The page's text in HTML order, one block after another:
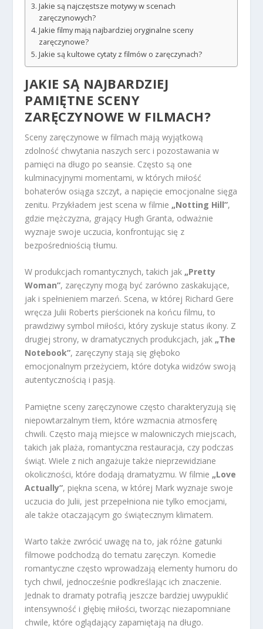
Jakie są najczęstsze motywy w scenach
zaręczynowych?
Jakie filmy mają najbardziej oryginalne sceny
zaręczynowe?
Jakie są kultowe cytaty z filmów o zaręczynach?
JAKIE SĄ NAJBARDZIEJ
PAMIĘTNE SCENY
ZARĘCZYNOWE W FILMACH?
Sceny zaręczynowe w filmach mają wyjątkową
zdolność chwytania naszych serc i pozostawania w
pamięci na długo po seansie. Często są one
kulminacyjnymi momentami, w których miłość
bohaterów osiąga szczyt, a napięcie emocjonalne sięga
zenitu. Przykładem jest scena w filmie „Notting Hill”,
gdzie mężczyzna, grający Hugh Granta, odważnie
wyznaje swoje uczucia, konfrontując się z
bezpośredniością tłumu.
W produkcjach romantycznych, takich jak „Pretty
Woman”, zaręczyny mogą być zarówno zaskakujące,
jak i spełnieniem marzeń. Scena, w której Richard Gere
wręcza Julii Roberts pierścionek na końcu filmu, to
prawdziwy symbol miłości, który zyskuje status ikony. Z
drugiej strony, w dramatycznych produkcjach, jak „The
Notebook”, zaręczyny stają się głęboko
emocjonalnym przeżyciem, które dotyka widzów swoją
autentycznością i pasją.
Pamiętne sceny zaręczynowe często charakteryzują się
niepowtarzalnym tłem, które wzmacnia atmosferę
chwili. Często mają miejsce w malowniczych miejscach,
takich jak plaża, romantyczna restauracja, czy podczas
świąt. Wiele z nich angażuje także nieprzewidziane
okoliczności, które dodają dramatyzmu. W filmie „Love
Actually”, piękna scena, w której Mark wyznaje swoje
uczucia do Julii, jest przepełniona nie tylko emocjami,
ale także otaczającym go świątecznym klimatem.
Warto także zwrócić uwagę na to, jak różne gatunki
filmowe podchodzą do tematu zaręczyn. Komedie
romantyczne często wprowadzają elementy humoru do
tych chwil, jednocześnie podkreślając ich znaczenie.
Jednak to dramaty potrafią jeszcze bardziej uwypuklić
intensywność i głębię miłości, tworząc niezapomniane
chwile, które oglądający zapamiętają na długo.